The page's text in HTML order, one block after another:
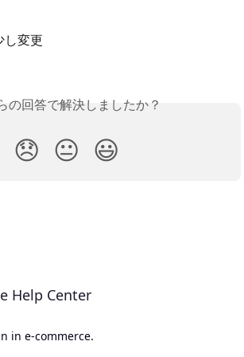
し変更
の回答で解決しましたか？
😞 😐 😃
in e-commerce.